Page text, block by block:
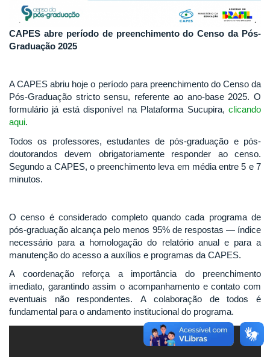
CAPES abre período de preenchimento do Censo da Pós-
Graduação 2025
A CAPES abriu hoje o período para preenchimento do Censo da
Pós-Graduação stricto sensu, referente ao ano-base 2025. O
formulário já está disponível na Plataforma Sucupira, clicando
aqui.
Todos os professores, estudantes de pós-graduação e pós-
doutorandos devem obrigatoriamente responder ao censo.
Segundo a CAPES, o preenchimento leva em média entre 5 e 7
minutos.
O censo é considerado completo quando cada programa de
pós-graduação alcança pelo menos 95% de respostas — índice
necessário para a homologação do relatório anual e para a
manutenção do acesso a auxílios e programas da CAPES.
A coordenação reforça a importância do preenchimento
imediato, garantindo assim o acompanhamento e contato com
eventuais não respondentes. A colaboração de todos é
fundamental para o andamento institucional do programa.